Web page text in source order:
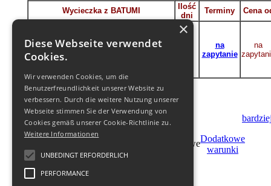
Wycieczka z BATUMI
Ilość
dni
Terminy
Cena
Mccheta – Ananuri – Gudauri – Kazbegi
– Bodbe – Signagi – Manawi – Wardzia –
Achałcyche – Borżomi – Kutaisi –
Batumi
na
zapytanie
na
Inne wycieczki promocyjne na zapytanie
Dodatkowe
warunki
×
Diese Webseite verwendet
Cookies.
Wir verwenden Cookies, um die
Benutzerfreundlichkeit unserer Website zu
verbessern. Durch die weitere Nutzung unserer
Webseite stimmen Sie der Verwendung von
Cookies gemäß unserer Cookie-Richtlinie zu.
Weitere Informationen
UNBEDINGT ERFORDERLICH
PERFORMANCE